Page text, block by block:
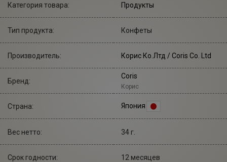
Категория товара: Продукты
Тип продукта: Конфеты
Производитель: Корис Ко.Лтд / Coris Co. Ltd
Бренд:
Coris
Корис
Страна: Япония
Вес нетто: 34 г.
Срок годности: 12 месяцев